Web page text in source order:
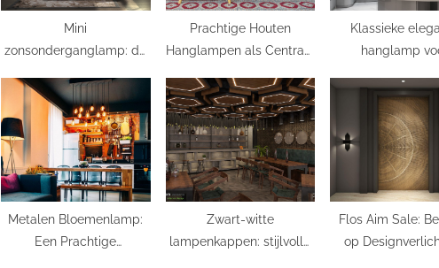
t
Mini
zonsonderganglamp: de
elk huis
Prachtige Houten
Hanglampen als Centraal
Klassieke
hanglamp
Metalen Bloemenlamp:
Een Prachtige
Zwart-witte
lampenkappen: stijlvolle
Flos Aim Sale:
op